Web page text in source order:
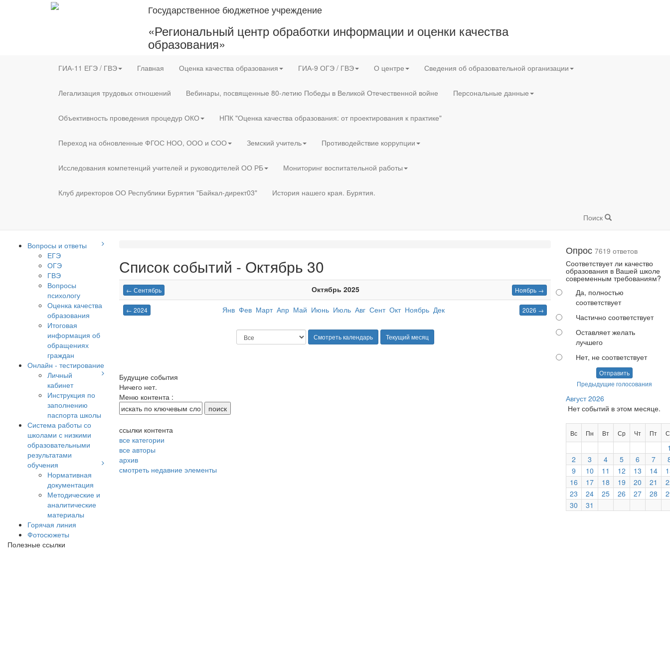
Государственное бюджетное учреждение
«Региональный центр обработки информации и оценки качества
образования»
ГИА-11 ЕГЭ / ГВЭ Главная Оценка качества образования ГИА-9 ОГЭ / ГВЭ О центре Сведения об образовательной организации
Легализация трудовых отношений Вебинары, посвященные 80-летию Победы в Великой Отечественной войне Персональные данные
Объективность проведения процедур ОКО НПК "Оценка качества образования: от проектирования к практике"
Переход на обновленные ФГОС НОО, ООО и СОО Земский учитель Противодействие коррупции
Исследования компетенций учителей и руководителей ОО РБ Мониторинг воспитательной работы
Клуб директоров ОО Республики Бурятия "Байкал-директ03" История нашего края. Бурятия.
Поиск
Вопросы и ответы
ЕГЭ
ОГЭ
ГВЭ
Вопросы
психологу
Оценка качества
образования
Итоговая
информация об
обращениях
граждан
Онлайн - тестирование
Личный
кабинет
Инструкция по
заполнению
паспорта школы
Система работы со
школами с низкими
образовательными
результатами
обучения
Нормативная
документация
Методические и
аналитические
материалы
Горячая линия
Фотосюжеты
Полезные ссылки
Список событий - Октябрь 30
← Сентябрь Октябрь 2025 Ноябрь →
← 2024 Янв Фев Март Апр Май Июнь Июль Авг Сент Окт Ноябрь Дек 2026 →
Будущие события
Ничего нет.
Меню контента :
ссылки контента
все категории
все авторы
архив
смотреть недавние элементы
Опрос 7619 ответов
Соответствует ли качество
образования в Вашей школе
современным требованиям?
Да, полностью
соответствует
Частично соответствует
Оставляет желать
лучшего
Нет, не соответствует
Отправить
Предыдущие голосования
Август 2026
Нет событий в этом месяце.
Вс Пн Вт Ср Чт Пт
2
3 4 5 6 7
9
10 11 12 13 14
16
17 18 19 20 21
23
24 25 26 27 28
30
31